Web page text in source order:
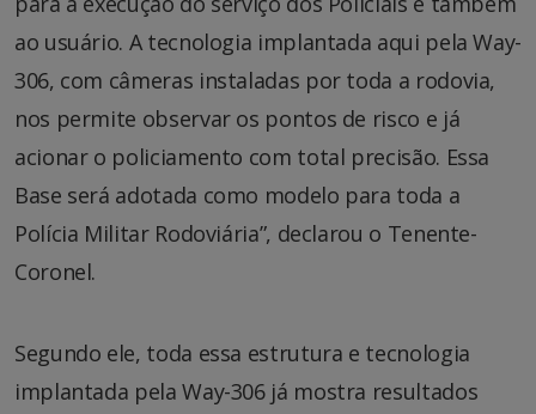
ao usuário. A tecnologia implantada aqui pela Way-
306, com câmeras instaladas por toda a rodovia,
nos permite observar os pontos de risco e já
acionar o policiamento com total precisão. Essa
Base será adotada como modelo para toda a
Polícia Militar Rodoviária”, declarou o Tenente-
Coronel.
Segundo ele, toda essa estrutura e tecnologia
implantada pela Way-306 já mostra resultados